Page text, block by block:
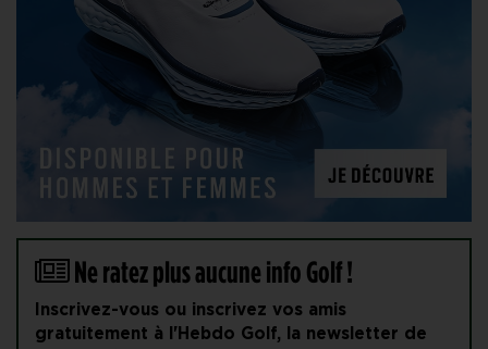
Ne ratez plus aucune info Golf !
Inscrivez-vous ou inscrivez vos amis
gratuitement à l'Hebdo Golf, la newsletter de